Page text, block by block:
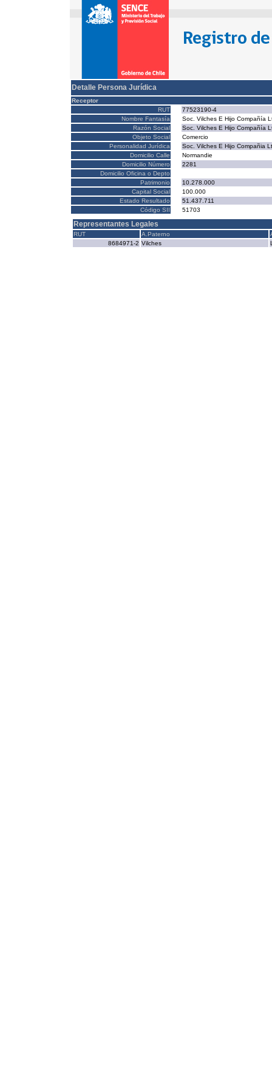
Detalle Persona Jurídica
Receptor
RUT
77523190-4
Nombre Fantasía
Soc. Vilches E Hijo Compañía
Razón Social
Soc. Vilches E Hijo Compañía
Objeto Social
Comercio
Personalidad Jurídica
Soc. Vilches E Hijo Compañia
Domicilio Calle
Normandie
Domicilio Número
2281
Domicilio Oficina o Depto
Patrimonio
10.278.000
Capital Social
100.000
Estado Resultado
51.437.711
Código SII
51703
Representantes Legales
RUT A.Paterno
8684971-2 Vilches